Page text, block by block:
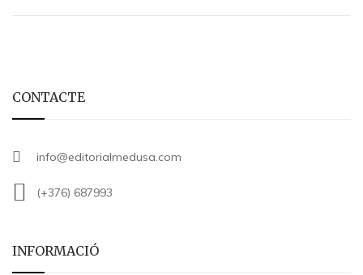
CONTACTE
info@editorialmedusa.com
(+376) 687993
INFORMACIÓ